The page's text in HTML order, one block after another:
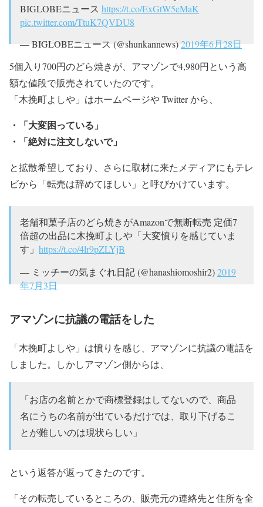
BIGLOBEニュース https://t.co/ExGtW5eMaK
pic.twitter.com/TtuK7QVDU8
— BIGLOBEニュース (@shunkannews)2019年6月28日
5個入り700円のどら焼きが、アマゾンで4,980円という高
額な値段で販売されていたのです。
「木挽町よしや」はホームページや Twitter から、
・「大変困っている」
・「絶対に注文しないで」
と拡散希望しており、さらに取材に来たメディアにもテレ
ビから「転売は辞めてほしい」と呼びかけています。
老舗和菓子店のどら焼きがAmazonで無断転売 定価7
倍超の出品に木挽町よしや「大変憤りを感じていま
す」 https://t.co/4lr9pZLYjB
— ミッチーの気まぐれ日記 (@hanashiomoshir2)2019
年7月3日
アマゾンに抗議の電話をした
「木挽町よしや」は憤りを感じ、アマゾンに抗議の電話を
しました。しかしアマゾン側からは、
「お店の名前とかで商標登録はしてないので、商品
名にうちの名前が出ているだけでは、取り下げるこ
とが難しいのは現状らしい」
という返答が返ってきたのです。
「その転売しているところの、販売元の連絡先と住所を全